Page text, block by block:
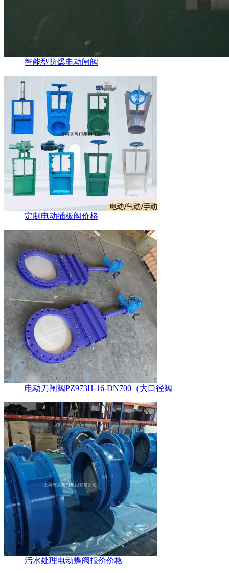
智能型防爆电动闸阀
定制电动插板阀价格
电动刀闸阀PZ973H-16-DN700（大口径阀
污水处理电动蝶阀报价价格